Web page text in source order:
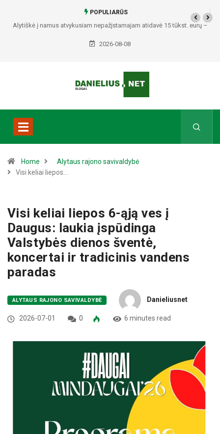
POPULIARŪS
Alytiškė į namus atvykusiam nepažįstamajam atidavė 15 tūkst. eurų –
policija pradėjo tyrimą
2026-08-08
Home
Alytaus rajono savivaldybė
Visi keliai liepos…
Visi keliai liepos 6-ąją ves į
Daugus: laukia įspūdinga
Valstybės dienos šventė,
koncertai ir tradicinis vandens
paradas
ALYTAUS RAJONO SAVIVALDYBĖ Danieliusnet
2026-07-01 0 6 minutes read